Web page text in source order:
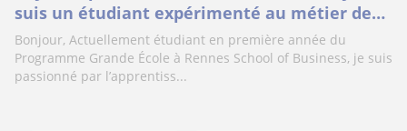
suis un étudiant expérimenté au métier de
professeur
Bonjour, Actuellement étudiant en première année du
Programme Grande École à Rennes School of Business, je suis
passionné par l’apprentiss...